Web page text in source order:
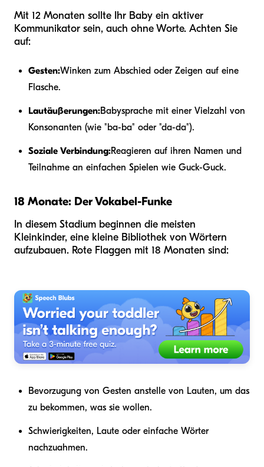
Mit 12 Monaten sollte Ihr Baby ein aktiver
Kommunikator sein, auch ohne Worte. Achten Sie
auf:
Gesten:Winken zum Abschied oder Zeigen auf eine
Flasche.
Lautäußerungen:Babysprache mit einer Vielzahl von
Konsonanten (wie "ba-ba" oder "da-da").
Soziale Verbindung:Reagieren auf ihren Namen und
Teilnahme an einfachen Spielen wie Guck-Guck.
18 Monate: Der Vokabel-Funke
In diesem Stadium beginnen die meisten
Kleinkinder, eine kleine Bibliothek von Wörtern
aufzubauen. Rote Flaggen mit 18 Monaten sind:
Bevorzugung von Gesten anstelle von Lauten, um das
zu bekommen, was sie wollen.
Schwierigkeiten, Laute oder einfache Wörter
nachzuahmen.